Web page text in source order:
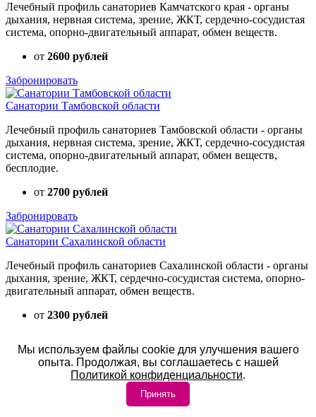
Лечебный профиль санаториев Камчатского края - органы
дыхания, нервная система, зрение, ЖКТ, сердечно-сосудистая
система, опорно-двигательный аппарат, обмен веществ.
от 2600 рублей
Забронировать
Санатории Тамбовской области
Лечебный профиль санаториев Тамбовской области - органы
дыхания, нервная система, зрение, ЖКТ, сердечно-сосудистая
система, опорно-двигательный аппарат, обмен веществ,
бесплодие.
от 2700 рублей
Забронировать
Санатории Сахалинской области
Лечебный профиль санаториев Сахалинской области - органы
дыхания, зрение, ЖКТ, сердечно-сосудистая система, опорно-
двигательный аппарат, обмен веществ.
от 2300 рублей
Санатории Кемеровской области
Лечебный профиль санаториев Кемеровской области - органы
дыхания, зрение, ЖКТ, сердечно-сосудистая система, опорно-
Мы используем файлы cookie для улучшения вашего
опыта. Продолжая, вы соглашаетесь с нашей
Политикой конфиденциальности.
Принять